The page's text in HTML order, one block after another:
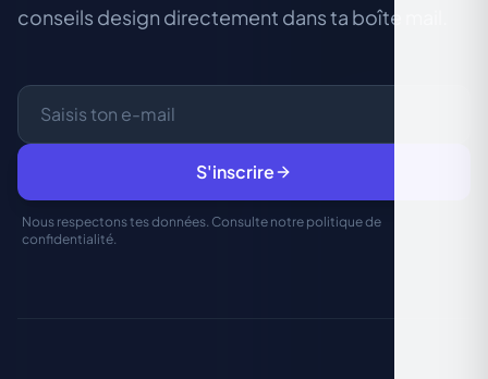
conseils design directement dans ta boîte mail.
S'inscrire
Nous respectons tes données. Consulte notre politique de
confidentialité